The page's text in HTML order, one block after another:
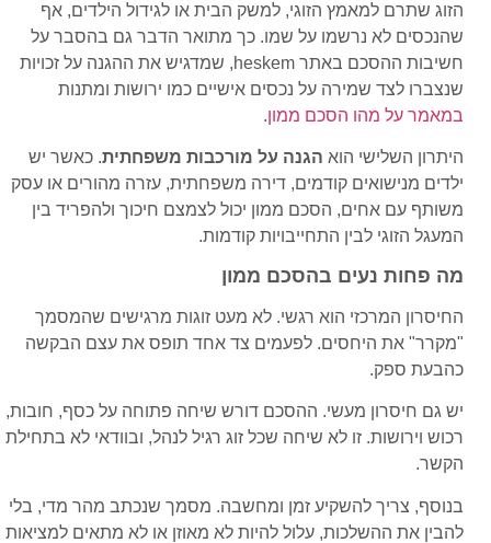
הזוג שתרם למאמץ הזוגי, למשק הבית או לגידול הילדים, אף
שהנכסים לא נרשמו על שמו. כך מתואר הדבר גם בהסבר על
חשיבות ההסכם באתר heskem, שמדגיש את ההגנה על זכויות
שנצברו לצד שמירה על נכסים אישיים כמו ירושות ומתנות
במאמר על מהו הסכם ממון.
היתרון השלישי הוא הגנה על מורכבות משפחתית. כאשר יש
ילדים מנישואים קודמים, דירה משפחתית, עזרה מהורים או עסק
משותף עם אחים, הסכם ממון יכול לצמצם חיכוך ולהפריד בין
המעגל הזוגי לבין התחייבויות קודמות.
מה פחות נעים בהסכם ממון
החיסרון המרכזי הוא רגשי. לא מעט זוגות מרגישים שהמסמך
"מקרר" את היחסים. לפעמים צד אחד תופס את עצם הבקשה
כהבעת ספק.
יש גם חיסרון מעשי. ההסכם דורש שיחה פתוחה על כסף, חובות,
רכוש וירושות. זו לא שיחה שכל זוג רגיל לנהל, ובוודאי לא בתחילת
הקשר.
בנוסף, צריך להשקיע זמן ומחשבה. מסמך שנכתב מהר מדי, בלי
להבין את ההשלכות, עלול להיות לא מאוזן או לא מתאים למציאות